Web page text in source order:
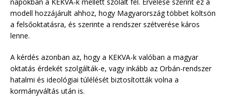
modell hozzájárult ahhoz, hogy Magyarország többet költsön
a felsőoktatásra, és szerinte a rendszer szétverése káros
lenne.
A kérdés azonban az, hogy a KEKVA-k valóban a magyar
oktatás érdekét szolgálták-e, vagy inkább az Orbán-rendszer
hatalmi és ideológiai túlélését biztosították volna a
kormányváltás után is.